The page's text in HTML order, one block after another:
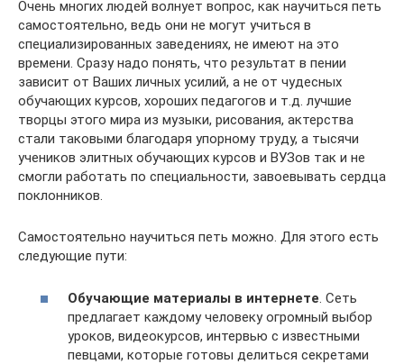
Очень многих людей волнует вопрос, как научиться петь
самостоятельно, ведь они не могут учиться в
специализированных заведениях, не имеют на это
времени. Сразу надо понять, что результат в пении
зависит от Ваших личных усилий, а не от чудесных
обучающих курсов, хороших педагогов и т.д. лучшие
творцы этого мира из музыки, рисования, актерства
стали таковыми благодаря упорному труду, а тысячи
учеников элитных обучающих курсов и ВУЗов так и не
смогли работать по специальности, завоевывать сердца
поклонников.
Самостоятельно научиться петь можно. Для этого есть
следующие пути:
Обучающие материалы в интернете . Сеть
предлагает каждому человеку огромный выбор
уроков, видеокурсов, интервью с известными
певцами, которые готовы делиться секретами